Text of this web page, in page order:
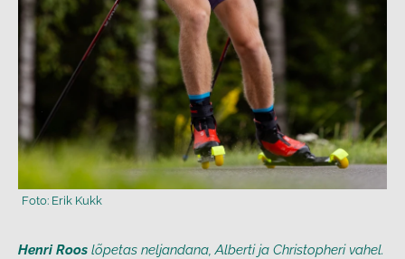
Henri Roos lõpetas neljandana, Alberti ja Christopheri vahel.